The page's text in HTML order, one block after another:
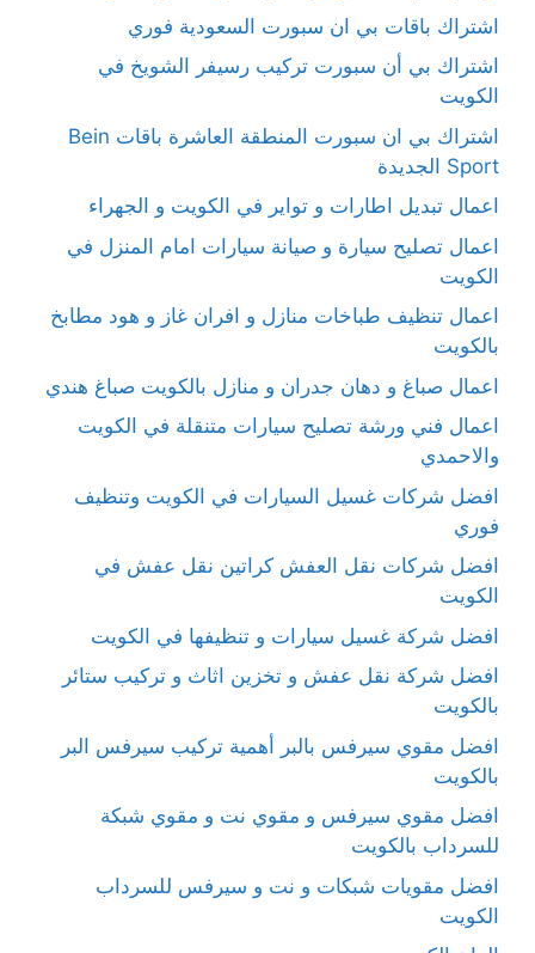
اشتراك باقات بي ان سبورت السعودية فوري
اشتراك بي أن سبورت تركيب رسيفر الشويخ في
الكويت
اشتراك بي ان سبورت المنطقة العاشرة باقات Bein
Sport الجديدة
اعمال تبديل اطارات و تواير في الكويت و الجهراء
اعمال تصليح سيارة و صيانة سيارات امام المنزل في
الكويت
اعمال تنظيف طباخات منازل و افران غاز و هود مطابخ
بالكويت
اعمال صباغ و دهان جدران و منازل بالكويت صباغ هندي
اعمال فني ورشة تصليح سيارات متنقلة في الكويت
والاحمدي
افضل شركات غسيل السيارات في الكويت وتنظيف
فوري
افضل شركات نقل العفش كراتين نقل عفش في
الكويت
افضل شركة غسيل سيارات و تنظيفها في الكويت
افضل شركة نقل عفش و تخزين اثاث و تركيب ستائر
بالكويت
افضل مقوي سيرفس بالبر أهمية تركيب سيرفس البر
بالكويت
افضل مقوي سيرفس و مقوي نت و مقوي شبكة
للسرداب بالكويت
افضل مقويات شبكات و نت و سيرفس للسرداب
الكويت